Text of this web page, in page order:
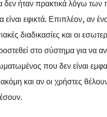
ήταν πρακτικά λόγω των
εφικτά. Επιπλέον, αν
διαδικασίες και οι
στο σύστημα για να
που δεν είναι
και αν οι χρήστες θέλουν